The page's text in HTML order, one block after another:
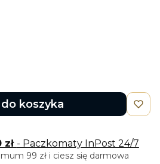
koszyka
zł - Paczkomaty InPost 24/7
99 zł i ciesz się darmowa